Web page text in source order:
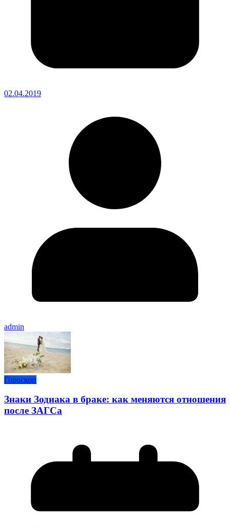
02.04.2019
admin
Гороскоп
Знаки Зодиака в браке: как меняются отношения
после ЗАГСа